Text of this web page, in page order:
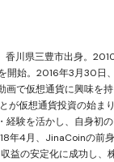
香川県三豊市出身。
開始。2016年3月30日
画で仮想通貨に興味を
が仮想通貨投資の始ま
経験を活かし、自身初
年4月、JinaCoinの前
益の安定化に成功し、